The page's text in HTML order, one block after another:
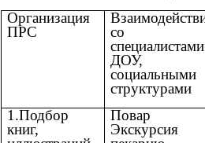
Организация
ПРС
со
специалистами
ДОУ,
социальными
структурами
1.Подбор
книг,
Повар
Экскурсия